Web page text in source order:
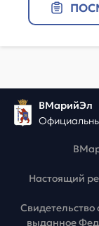
ВМарийЭл
Настоящий
выданное